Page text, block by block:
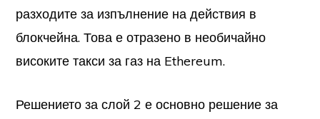
разходите за изпълнение на действия в
блокчейна. Това е отразено в необичайно
високите такси за газ на Ethereum.
Решението за слой 2 е основно решение за